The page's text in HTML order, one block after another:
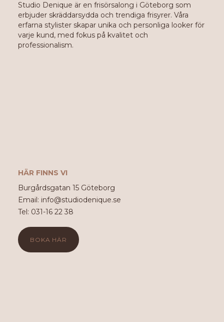
Studio Denique är en frisörsalong i Göteborg som
erbjuder skräddarsydda och trendiga frisyrer. Våra
erfarna stylister skapar unika och personliga looker för
varje kund, med fokus på kvalitet och
professionalism.
HÄR FINNS VI
Burgårdsgatan 15 Göteborg
Email: info@studiodenique.se
Tel: 031-16 22 38
BOKA HÄR